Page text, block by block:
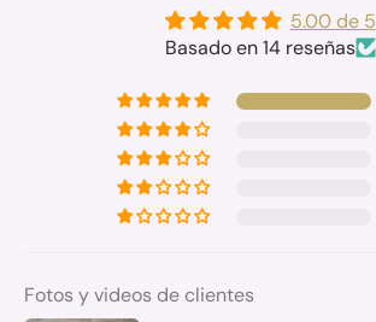
5.00 de 5
Basado en 14 reseñas
Fotos y videos de clientes